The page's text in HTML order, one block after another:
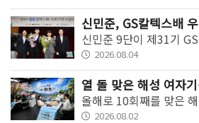
신민준, GS칼텍스배
2026.08.04
2026.08.02